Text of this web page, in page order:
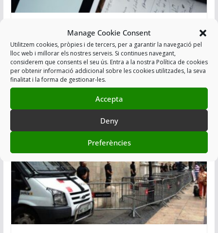
Manage Cookie Consent
Utilitzem cookies, pròpies i de tercers, per a garantir la navegació pel
lloc web i millorar els nostres serveis. Si continues navegant,
considerem que consents el seu ús. Entra a la nostra Política de cookies
per obtenir informació addicional sobre les cookies utilitzades, la seva
finalitat i la forma de gestionar-les.
Accepta
Deny
Preferències
INCOMPLIMENT SISTEMÀTIC DELS
CRONOGRAMES PER PART DE LA
SUBDIRECCIÓ GENERAL DE
RECURSOS HUMANS
23/11/2022